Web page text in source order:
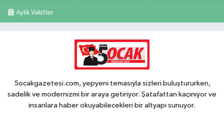
Aylık Vakitler
5ocakgazetesi.com, yepyeni temasıyla sizleri buluştururken,
sadelik ve modernizmi bir araya getiriyor. Şatafattan kaçınıyor ve
insanlara haber okuyabilecekleri bir altyapı sunuyor.